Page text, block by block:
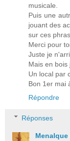
musicale.
Puis une
jouant des
sur ces
Merci pour
Juste je
Mais en bois
Un local par
Bon 1er mai
Répondre
Réponses
Menalque